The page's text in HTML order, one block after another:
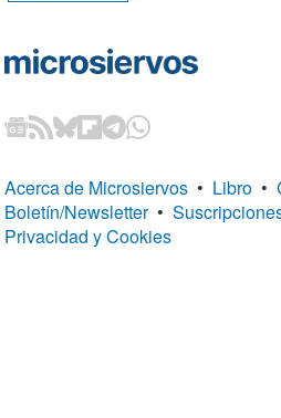
Acerca de Microsiervos • Libro •
Boletín/Newsletter •
Privacidad y Cookies